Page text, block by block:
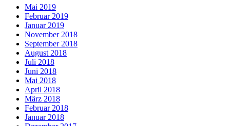
Mai 2019
Februar 2019
Januar 2019
November 2018
September 2018
August 2018
Juli 2018
Juni 2018
Mai 2018
April 2018
März 2018
Februar 2018
Januar 2018